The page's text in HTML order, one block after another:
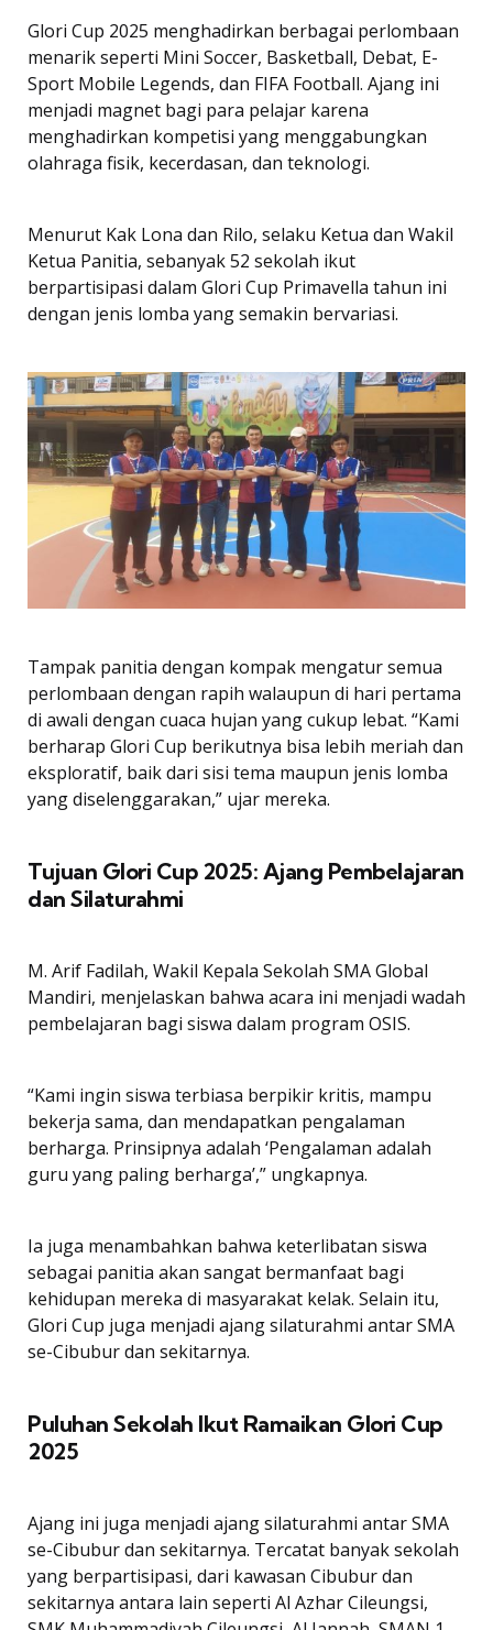
Glori Cup 2025 menghadirkan berbagai perlombaan
menarik seperti Mini Soccer, Basketball, Debat, E-
Sport Mobile Legends, dan FIFA Football. Ajang ini
menjadi magnet bagi para pelajar karena
menghadirkan kompetisi yang menggabungkan
olahraga fisik, kecerdasan, dan teknologi.
Menurut Kak Lona dan Rilo, selaku Ketua dan Wakil
Ketua Panitia, sebanyak 52 sekolah ikut
berpartisipasi dalam Glori Cup Primavella tahun ini
dengan jenis lomba yang semakin bervariasi.
Tampak panitia dengan kompak mengatur semua
perlombaan dengan rapih walaupun di hari pertama
di awali dengan cuaca hujan yang cukup lebat. “Kami
berharap Glori Cup berikutnya bisa lebih meriah dan
eksploratif, baik dari sisi tema maupun jenis lomba
yang diselenggarakan,” ujar mereka.
Tujuan Glori Cup 2025: Ajang Pembelajaran
dan Silaturahmi
M. Arif Fadilah, Wakil Kepala Sekolah SMA Global
Mandiri, menjelaskan bahwa acara ini menjadi wadah
pembelajaran bagi siswa dalam program OSIS.
“Kami ingin siswa terbiasa berpikir kritis, mampu
bekerja sama, dan mendapatkan pengalaman
berharga. Prinsipnya adalah ‘Pengalaman adalah
guru yang paling berharga’,” ungkapnya.
Ia juga menambahkan bahwa keterlibatan siswa
sebagai panitia akan sangat bermanfaat bagi
kehidupan mereka di masyarakat kelak. Selain itu,
Glori Cup juga menjadi ajang silaturahmi antar SMA
se-Cibubur dan sekitarnya.
Puluhan Sekolah Ikut Ramaikan Glori Cup
2025
Ajang ini juga menjadi ajang silaturahmi antar SMA
se-Cibubur dan sekitarnya. Tercatat banyak sekolah
yang berpartisipasi, dari kawasan Cibubur dan
sekitarnya antara lain seperti Al Azhar Cileungsi,